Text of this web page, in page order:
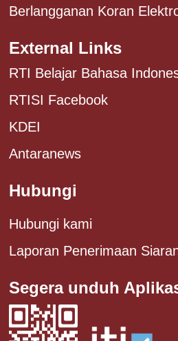
Berlangganan Koran
External Links
RTI Belajar Bahasa
RTISI Facebook
KDEI
Antaranews
Hubungi
Hubungi kami
Laporan Penerimaan
Segera unduh